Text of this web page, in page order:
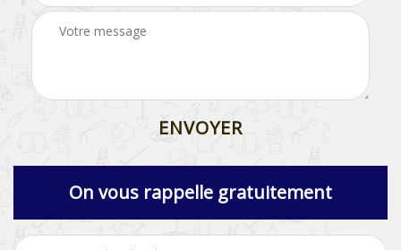
On vous rappelle gratuitement